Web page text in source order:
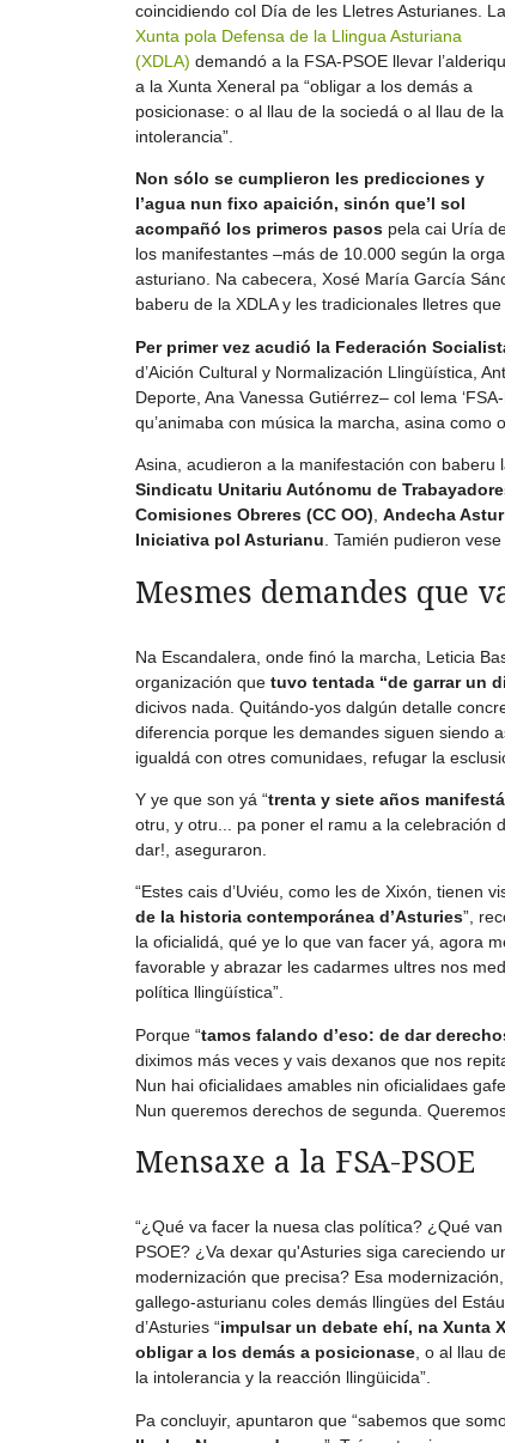
coincidiendo col Día de les Lletres Asturianes. La
Xunta pola Defensa de la Llingua Asturiana
(XDLA) demandó a la FSA-PSOE llevar
a la Xunta Xeneral pa “obligar a los demás a
posicionase: o al llau de la sociedá o al llau de la
intolerancia”.
Non sólo se cumplieron les predicciones y
l’agua nun fixo apaición, sinón que’l sol
acompañó los primeros pasos pela cai Uría
los manifestantes –más de 10.000 según la
asturiano. Na cabecera, Xosé María García
baberu de la XDLA y les tradicionales lletres que
Per primer vez acudió la Federación
d’Aición Cultural y Normalización Llingüística,
Deporte, Ana Vanessa Gutiérrez– col lema
qu’animaba con música la marcha, asina como
Asina, acudieron a la manifestación con baberu
Sindicatu Unitariu Autónomu de
Comisiones Obreres (CC OO) Andecha Astur,
Iniciativa pol Asturianu . Tamién pudieron
Mesmes demandes que
Na Escandalera, onde finó la marcha, Leticia
organización que tuvo tentada “de garrar un
dicivos nada. Quitándo-yos dalgún detalle
diferencia porque les demandes siguen siendo
igualdá con otres comunidaes, refugar la
Y ye que son yá “trenta y siete años
otru, y otru... pa poner el ramu a la celebración
dar!, aseguraron.
“Estes cais d’Uviéu, como les de Xixón, tienen
de la historia contemporánea d’Asturies”,
la oficialidá, qué ye lo que van facer yá, agora
favorable y abrazar les cadarmes ultres nos
política llingüística”.
Porque “tamos falando d’eso: de dar
diximos más veces y vais dexanos que nos
Nun hai oficialidaes amables nin oficialidaes
Nun queremos derechos de segunda.
Mensaxe a la FSA-PSOE
“¿Qué va facer la nuesa clas política? ¿Qué
PSOE? ¿Va dexar qu'Asturies siga careciendo
modernización que precisa? Esa
gallego-asturianu coles demás llingües del
d’Asturies “impulsar un debate ehí, na Xunta
obligar a los demás a posicionase , o al llau
la intolerancia y la reacción llingüicida”.
Pa concluyir, apuntaron que “sabemos que